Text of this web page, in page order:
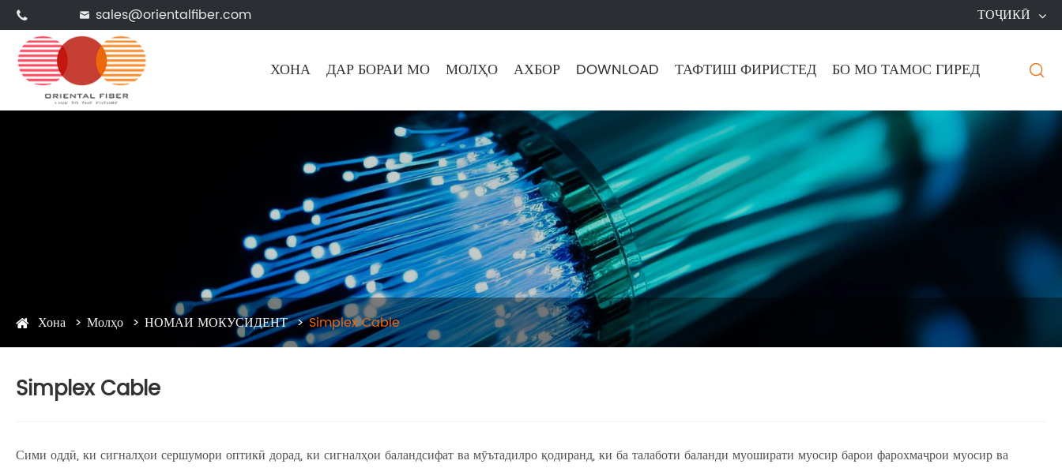
  sales@orientalfiber.com ТОҶИКӢ
ХОНА ДАР БОРАИ МО МОЛҲО АХБОР DOWNLOAD ТАФТИШ ФИРИСТЕД БО МО ТАМОС ГИРЕД 
Хона Молҳо НОМАИ МОКУСИДЕНТ Simplex Cable
Simplex Cable
Сими оддӣ, ки сигналҳои сершумори оптикӣ дорад, ки сигналҳои баландсифат ва мӯътадилро қодиранд, ки ба талаботи баланди муоширати муосир барои фарохмаҷрои муосир ва